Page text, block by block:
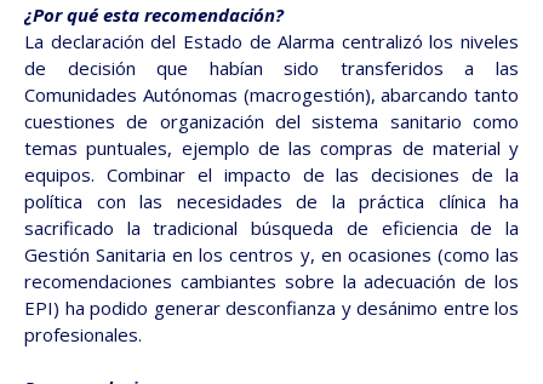
¿Por qué esta recomendación?
La declaración del Estado de Alarma centralizó los niveles
de decisión que habían sido transferidos a las
Comunidades Autónomas (macrogestión), abarcando tanto
cuestiones de organización del sistema sanitario como
temas puntuales, ejemplo de las compras de material y
equipos. Combinar el impacto de las decisiones de la
política con las necesidades de la práctica clínica ha
sacrificado la tradicional búsqueda de eficiencia de la
Gestión Sanitaria en los centros y, en ocasiones (como las
recomendaciones cambiantes sobre la adecuación de los
EPI) ha podido generar desconfianza y desánimo entre los
profesionales.